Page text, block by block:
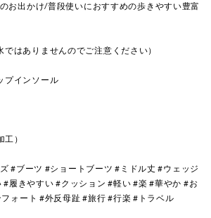
お出かけ/普段使いにおすすめの歩きやすい豊富
はありませんのでご注意ください）
プインソール
）
#ブーツ #ショートブーツ #ミドル丈 #ウェッジ
#履きやすい #クッション #軽い #楽 #華やか #お
ォート #外反母趾 #旅行 #行楽 #トラベル